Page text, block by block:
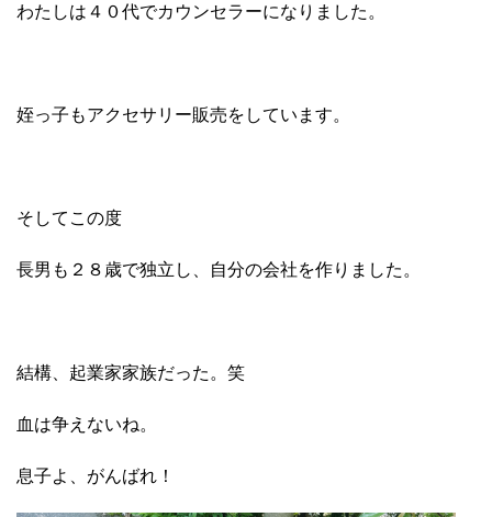
わたしは４０代でカウンセラーになりました。
姪っ子もアクセサリー販売をしています。
そしてこの度
長男も２８歳で独立し、自分の会社を作りました。
結構、起業家家族だった。笑
血は争えないね。
息子よ、がんばれ！